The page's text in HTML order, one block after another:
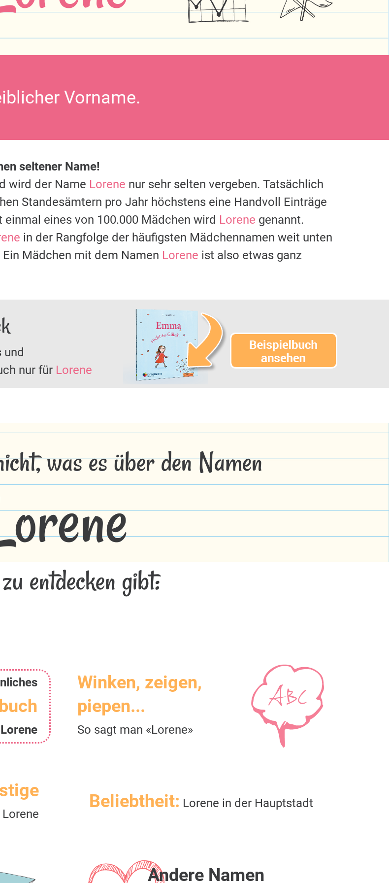
Vorname.
seltener Name!
wird der Name Lorene nur sehr selten vergeben. Tatsächlich
Standesämtern pro Jahr höchstens eine Handvoll Einträge
eines von 100.000 Mädchen wird Lorene genannt.
in der Rangfolge der häufigsten Mädchennamen weit unten
Mädchen mit dem Namen Lorene ist also etwas ganz
und
nur für Lorene
was es über den Namen
entdecken gibt:
Winken, zeigen,
piepen...
So sagt man «Lorene»
Beliebtheit: Lorene in der Hauptstadt
Andere Namen